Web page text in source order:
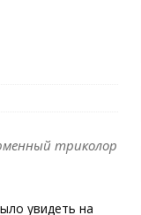
триколор
увидеть на